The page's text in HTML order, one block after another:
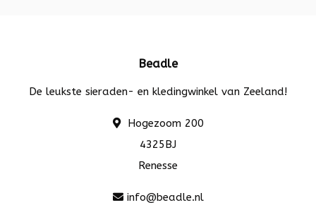
Beadle
De leukste sieraden- en kledingwinkel van Zeeland!
Hogezoom 200
4325BJ
Renesse
info@beadle.nl